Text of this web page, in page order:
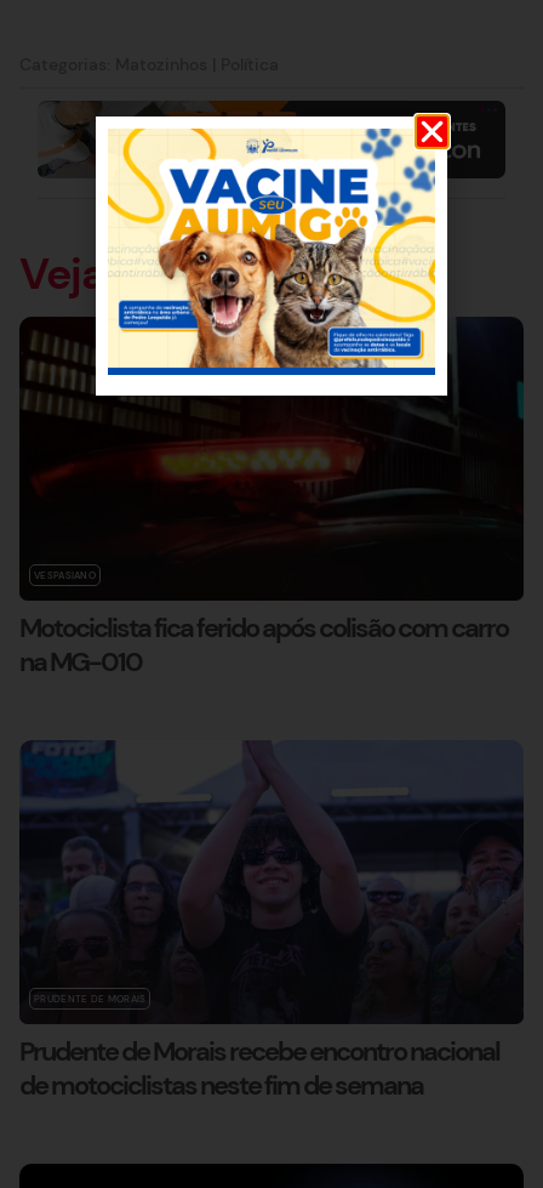
Veja também
VESPASIANO
Motociclista fica ferido após colisão com carro
na MG-010
PRUDENTE DE MORAIS
Prudente de Morais recebe encontro nacional
de motociclistas neste fim de semana